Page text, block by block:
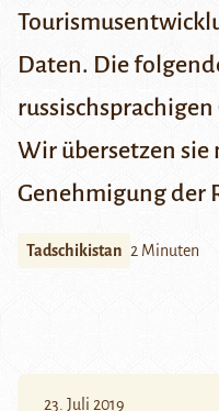
Daten. Die
Wir übersetzen
Genehmigung der
Tadschikistan 2 Minuten
23. Juli 2019